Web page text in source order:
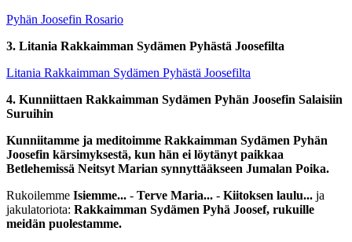
Pyhän Joosefin Rosario
3. Litania Rakkaimman Sydämen Pyhästä Joosefilta
Litania Rakkaimman Sydämen Pyhästä Joosefilta
4. Kunniittaen Rakkaimman Sydämen Pyhän Joosefin Salaisiin
Suruihin
Kunniitamme ja meditoimme Rakkaimman Sydämen Pyhän
Joosefin kärsimyksestä, kun hän ei löytänyt paikkaa
Betlehemissä Neitsyt Marian synnyttääkseen Jumalan Poika.
Rukoilemme Isiemme... - Terve Maria... - Kiitoksen laulu... ja
jakulatoriota: Rakkaimman Sydämen Pyhä Joosef, rukuille
meidän puolestamme.